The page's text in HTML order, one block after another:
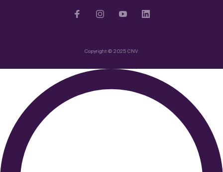
Copyright © 2025 CNV